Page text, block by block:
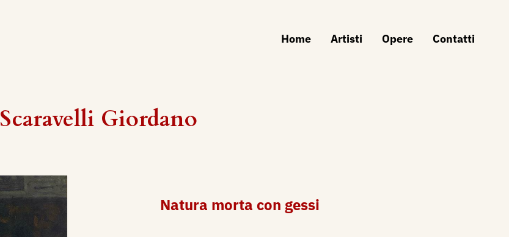
Home Artisti Opere Contatti
Scaravelli Giordano
Natura morta con gessi